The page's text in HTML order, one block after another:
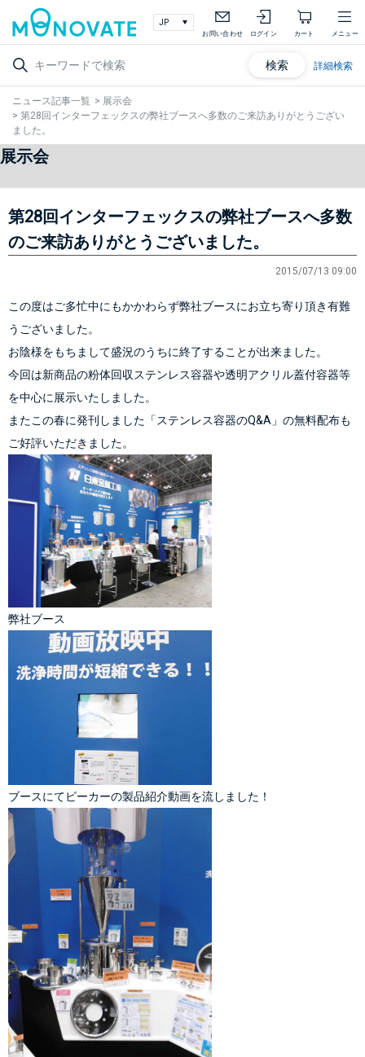
お問い合わせ ログイン カート メニュー
検索 詳細検索
ニュース記事一覧 > 展示会
> 第28回インターフェックスの弊社ブースへ多数のご来訪ありがとうござい
ました。
展示会
第28回インターフェックスの弊社ブースへ多数
のご来訪ありがとうございました。
2015/07/13 09:00
この度はご多忙中にもかかわらず弊社ブースにお立ち寄り頂き有難
うございました。
お陰様をもちまして盛況のうちに終了することが出来ました。
今回は新商品の粉体回収ステンレス容器や透明アクリル蓋付容器等
を中心に展示いたしました。
またこの春に発刊しました「 ステンレス容器のQ&A 」の無料配布も
ご好評いただきました。
弊社ブース
ブースにてビーカーの製品紹介動画を流しました！